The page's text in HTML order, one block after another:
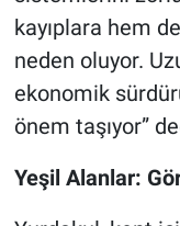
kayıplara hem
neden oluyor.
ekonomik
önem taşıyor”
Yeşil Alanlar: